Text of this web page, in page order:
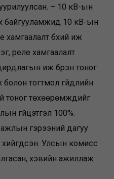
– 10 кВ-ын
байгууламжид 10 кВ-ын
хамгаалалт бүхий иж
реле хамгаалалт
иж бүрэн тоног
тогтмол гүйдлийн
төхөөрөмжүүдийг
гүйцэтгэл 100%.
гэрээний дагуу
хийгдсэн. Улсын комисс
хэвийн ажиллаж